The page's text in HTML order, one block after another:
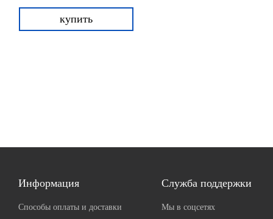
купить
Информация
Способы оплаты и доставки
Служба поддержки
Мы в соцсетях